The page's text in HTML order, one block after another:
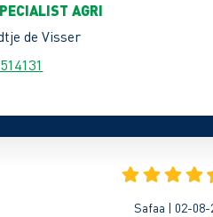
AGRI
de Visser
Safaa | 02-08-